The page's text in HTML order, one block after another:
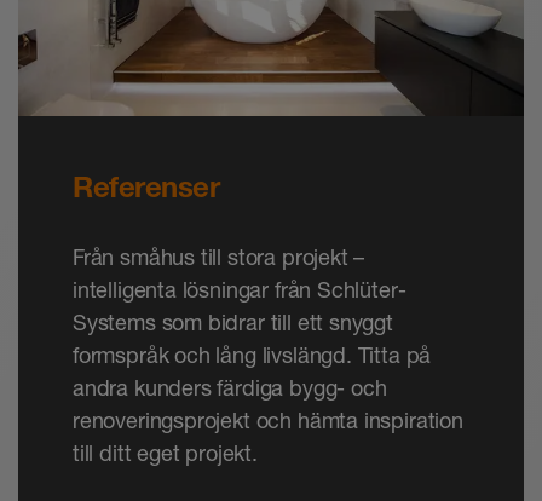
Referenser
Från småhus till stora projekt –
intelligenta lösningar från Schlüter-
Systems som bidrar till ett snyggt
formspråk och lång livslängd. Titta på
andra kunders färdiga bygg- och
renoveringsprojekt och hämta inspiration
till ditt eget projekt.